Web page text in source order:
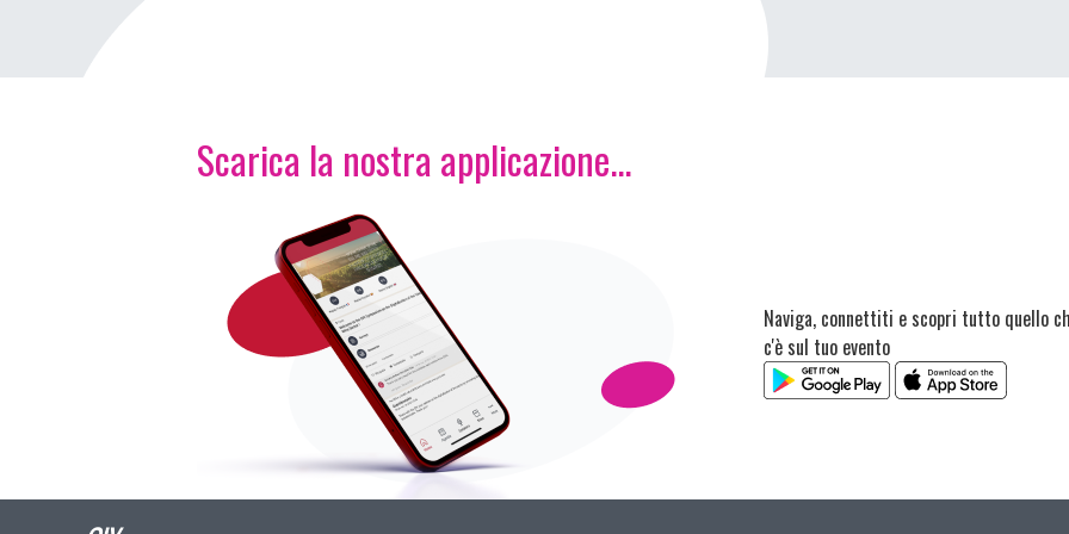
Scarica la nostra applicazione...
Naviga, connettiti e scopri tutto quello
c'è sul tuo evento